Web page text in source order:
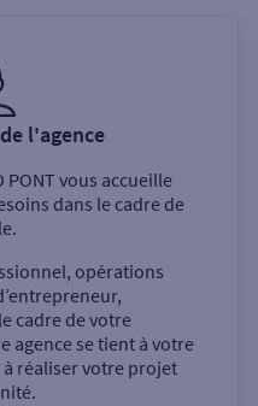
l'agence
PONT vous accueille
dans le cadre de
opérations
cadre de votre
agence se tient à votre
réaliser votre projet